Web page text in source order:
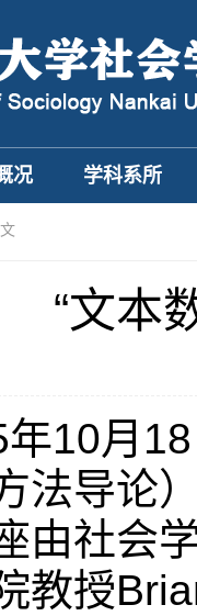
况 学科系所
“文本
月18
法导论
由社会
教授